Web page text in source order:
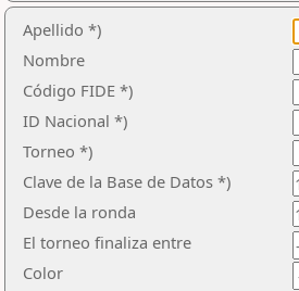
Apellido *)
Nombre
Código FIDE *)
ID Nacional *)
Torneo *)
Clave de la Base de Datos *)
Desde la ronda
El torneo finaliza entre
Color